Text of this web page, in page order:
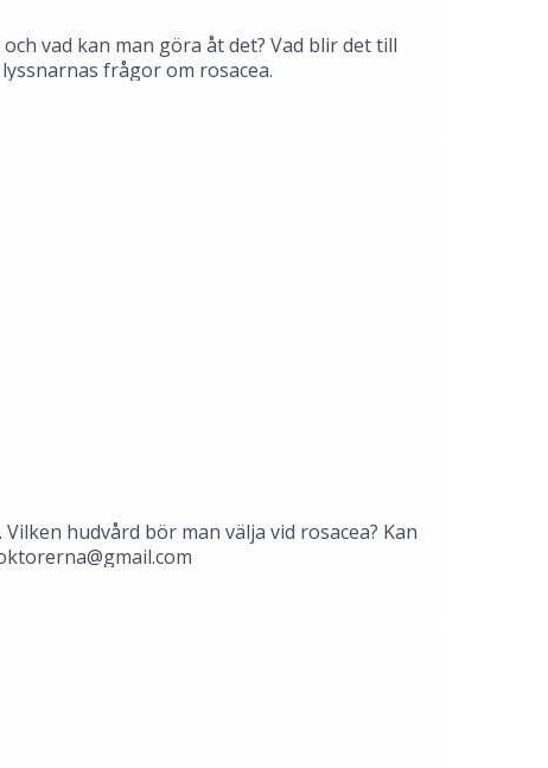
vad kan man göra åt det? Vad blir det till
frågor om rosacea.
hudvård bör man välja vid rosacea? Kan